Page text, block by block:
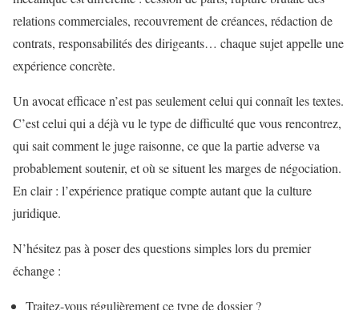
relations commerciales, recouvrement de créances, rédaction de
contrats, responsabilités des dirigeants… chaque sujet appelle une
expérience concrète.
Un avocat efficace n’est pas seulement celui qui connaît les textes.
C’est celui qui a déjà vu le type de difficulté que vous rencontrez,
qui sait comment le juge raisonne, ce que la partie adverse va
probablement soutenir, et où se situent les marges de négociation.
En clair : l’expérience pratique compte autant que la culture
juridique.
N’hésitez pas à poser des questions simples lors du premier
échange :
Traitez-vous régulièrement ce type de dossier ?